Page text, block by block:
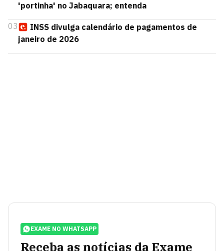
'portinha' no Jabaquara; entenda
03
INSS divulga calendário de pagamentos de
janeiro de 2026
EXAME NO WHATSAPP
Receba as notícias da Exame